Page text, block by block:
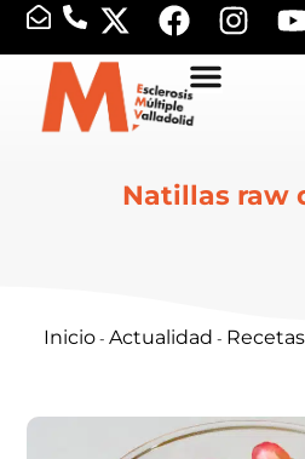
Natillas raw
Inicio- Actualidad - Recetas